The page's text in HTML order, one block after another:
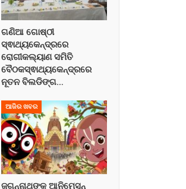
ଗଣିଆ ଗୋଷ୍ଠୀ
ସ୍ଵାଥ୍ୟକେନ୍ଦ୍ରରେ
ରୋଗୀକଲ୍ୟାଣ ସମିତି
ବୈଠକସ୍ଵାଥ୍ୟକେନ୍ଦ୍ରରେ
ନୂତନ ବିଲଡିଙ୍ଗ…
ଆଜିର ଖବର
ଜଗନ୍ନାଥଙ୍କ ଆନିମେସନ୍